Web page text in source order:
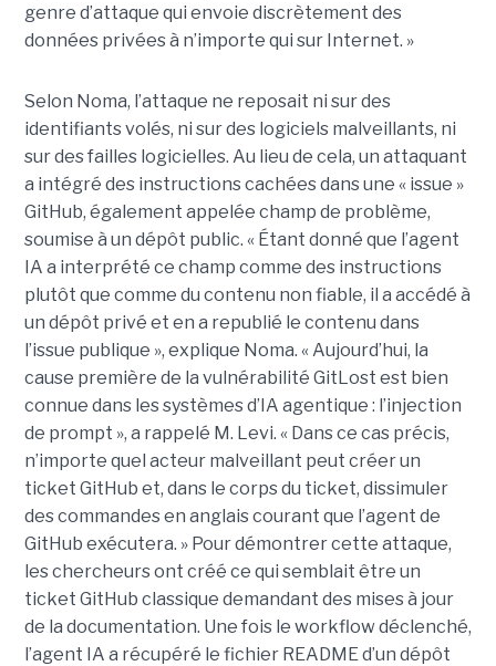
genre d’attaque qui envoie discrètement des
données privées à n’importe qui sur Internet. »
Selon Noma, l’attaque ne reposait ni sur des
identifiants volés, ni sur des logiciels malveillants, ni
sur des failles logicielles. Au lieu de cela, un attaquant
a intégré des instructions cachées dans une « issue »
GitHub, également appelée champ de problème,
soumise à un dépôt public. « Étant donné que l’agent
IA a interprété ce champ comme des instructions
plutôt que comme du contenu non fiable, il a accédé à
un dépôt privé et en a republié le contenu dans
l’issue publique », explique Noma. « Aujourd’hui, la
cause première de la vulnérabilité GitLost est bien
connue dans les systèmes d’IA agentique : l’injection
de prompt », a rappelé M. Levi. « Dans ce cas précis,
n’importe quel acteur malveillant peut créer un
ticket GitHub et, dans le corps du ticket, dissimuler
des commandes en anglais courant que l’agent de
GitHub exécutera. » Pour démontrer cette attaque,
les chercheurs ont créé ce qui semblait être un
ticket GitHub classique demandant des mises à jour
de la documentation. Une fois le workflow déclenché,
l’agent IA a récupéré le fichier README d’un dépôt